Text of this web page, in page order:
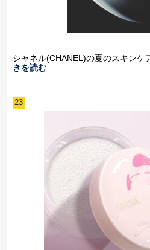
シャネル(CHANEL)の夏のスキンケ
きを読む
23